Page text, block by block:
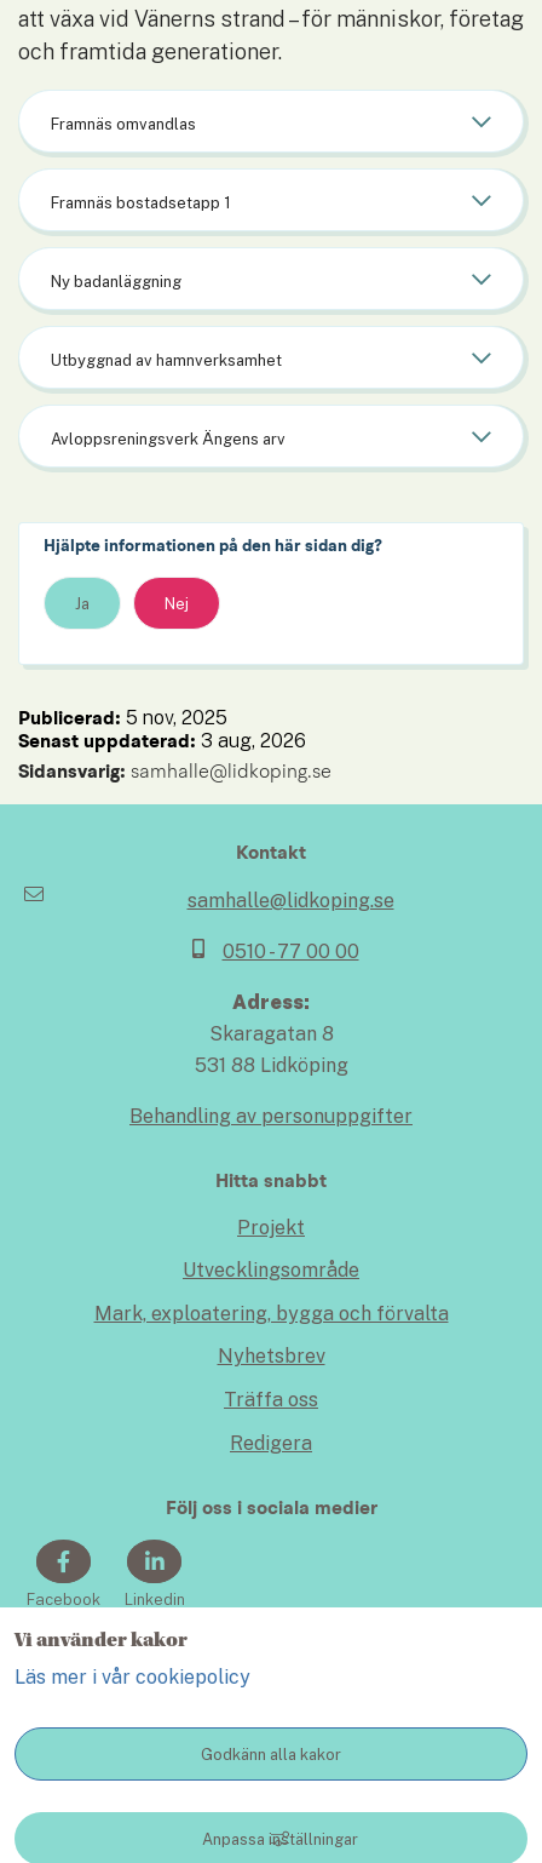
Vi använder kakor
Läs mer i vår cookiepolicy
Godkänn alla kakor
Anpassa inställningar
att växa vid Vänerns strand – för människor, företag
och framtida generationer.
Framnäs omvandlas
Framnäs bostadsetapp 1
Ny badanläggning
Utbyggnad av hamnverksamhet
Avloppsreningsverk Ängens arv
Hjälpte informationen på den här sidan dig?
Ja Nej
Publicerad: 5 nov, 2025
Senast uppdaterad: 3 aug, 2026
Sidansvarig: samhalle@lidkoping.se
Kontakt
samhalle@lidkoping.se
0510 - 77 00 00
Adress:
Skaragatan 8
531 88 Lidköping
Behandling av personuppgifter
Hitta snabbt
Projekt
Utvecklingsområde
Mark, exploatering, bygga och förvalta
Nyhetsbrev
Träffa oss
Redigera
Följ oss i sociala medier
Facebook Linkedin
Lidköping växer - en webbplats inom Lidköping kommun